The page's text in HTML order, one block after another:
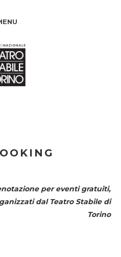
per eventi gratuiti,
dal Teatro Stabile di
Torino